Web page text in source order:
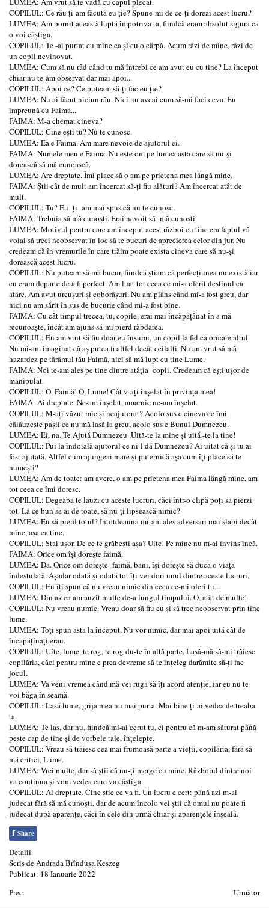
COPILUL: Ce rău ți-am făcută eu ție? Spune-mi de ce-ți doreai acest lucru?
LUMEA: Am pornit această luptă împotriva ta, fiindcă eram absolut sigură că
o voi câștiga.
COPILUL: Te -ai purtat cu mine ca și cu o cârpă. Acum râzi de mine, râzi de
un copil nevinovat.
LUMEA: Cum să nu râd când tu mă întrebi ce am avut eu cu tine? La început
chiar nu te-am observat dar mai apoi...
COPILUL: Apoi ce? Ce puteam să-ți fac eu ție?
LUMEA: Nu ai făcut niciun rău. Nici nu aveai cum să-mi faci ceva. Eu
împreună cu Faima...
FAIMA: M-a chemat cineva?
COPILUL: Cine ești tu? Nu te cunosc.
LUMEA: Ea e Faima. Am mare nevoie de ajutorul ei.
FAIMA: Numele meu e Faima. Nu este om pe lumea asta care să nu-și
dorească să mă cunoască.
LUMEA: Are dreptate. Îmi place să o am pe prietena mea lângă mine.
FAIMA: Știi cât de mult am încercat să-ți fiu alături? Am încercat atât de
mult.
COPILUL: Tu? Eu ți -am mai spus că nu te cunosc.
FAIMA: Trebuia să mă cunoști. Erai nevoit să mă cunoști.
LUMEA: Motivul pentru care am început acest război cu tine era faptul vă
voiai să treci neobservat în loc să te bucuri de aprecierea celor din jur. Nu
credeam că în vremurile în care trăim poate exista cineva care să nu-și
dorească acest lucru.
COPILUL: Nu puteam să mă bucur, fiindcă știam că perfecțiunea nu există iar
eu eram departe de a fi perfect. Am luat tot ceea ce mi-a oferit destinul ca
atare. Am avut urcușuri și coborâșuri. Nu am plâns când mi-a fost greu, dar
nici nu am sărit în sus de bucurie când mi-a fost bine.
FAIMA: Cu cât timpul trecea, tu, copile, erai mai încăpățânat în a mă
recunoaște, încât am ajuns să-mi pierd răbdarea.
COPILUL: Eu am vrut să fiu doar eu însumi, un copil la fel ca oricare altul.
Nu mi-am imaginat că aș putea fi altfel decât ceilalți. Nu am vrut să mă
hazardez pe tărâmul tău Faimă, nici să mă lupt cu tine Lume.
FAIMA: Noi te-am ales pe tine dintre atâția copii. Credeam că ești ușor de
manipulat.
COPILUL: O, Faimă! O, Lume! Cât v-ați înșelat în privința mea!
FAIMA: Ai dreptate. Ne-am înșelat, amarnic ne-am înșelat.
COPILUL: M-ați văzut mic și neajutorat? Acolo sus e cineva ce îmi
călăuzeşte pașii ce nu mă lasă la greu, acolo sus e Bunul Dumnezeu.
LUMEA: Ei, na. Te Ajută Dumnezeu .Uită-te la mine și uită -te la tine!
COPILUL: Pui la îndoială ajutorul ce ni-l dă Dumnezeu? Ai uitat că și tu ai
fost ajutată. Altfel cum ajungeai mare și puternică așa cum îți place să te
numești?
LUMEA: Am de toate: am avere, o am pe prietena mea Faima lângă mine, am
tot ceea ce îmi doresc.
COPILUL: Degeaba te lauzi cu aceste lucruri, căci într-o clipă poți să pierzi
tot. La ce bun să ai de toate, să nu-ți lipsească nimic?
LUMEA: Eu să pierd totul? Întotdeauna mi-am ales adversari mai slabi decât
mine, așa ca tine.
COPILUL: Stai ușor. De ce te grăbești așa? Uite! Pe mine nu m-ai învins încă.
FAIMA: Orice om își dorește faimă.
LUMEA: Da. Orice om dorește faimă, bani, își dorește să ducă o viață
îndestulată. Așadar odată și odată tot îți vei dori unul dintre aceste lucruri.
COPILUL: Eu îți spun că nu vreau nimic din ceea ce-mi oferi tu...
LUMEA: Din astea am auzit multe de-a lungul timpului. O, atât de multe!
COPILUL: Nu vreau numic. Vreau doar să fiu eu și să trec neobservat prin tine
lume.
LUMEA: Toți spun asta la început. Nu vor nimic, dar mai apoi uită cât de
încăpățînaţi erau.
COPILUL: Uite, lume, te rog, te rog du-te în altă parte. Lasă-mă să-mi trăiesc
copilăria, căci pentru mine e prea devreme să te înțeleg darămite să-ți fac
jocul.
LUMEA: Va veni vremea când mă vei ruga să îți acord atenție, iar eu nu te
voi băga în seamă.
COPILUL: Lasă lume, grija mea nu mai purta. Mai bine ți-ai vedea de treaba
ta.
LUMEA: Te las, dar nu, fiindcă mi-ai cerut tu, ci pentru că m-am săturat până
peste cap de tine și de vorbele tale, înțelepte.
COPILUL: Vreau să trăiesc cea mai frumoasă parte a vieții, copilăria, fără să
mă critici, Lume.
LUMEA: Vrei multe, dar să știi că nu-ți merge cu mine. Războiul dintre noi
va continua și vom vedea care va câștiga.
COPILUL: Ai dreptate. Cine știe ce va fi. Un lucru e cert: până azi m-ai
judecat fără să mă cunoști, dar de acum încolo vei știi că omul nu poate fi
judecat după aparențe, căci în cele din urmă chiar și aparențele înșeală.
f Share
Detalii
Scris deAndrada Brîndușa Keszeg
Publicat: 18 Ianuarie 2022
Prec
Următor